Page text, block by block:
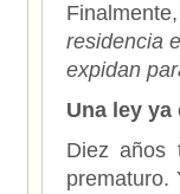
residencia
expidan
Una ley ya
Diez años
prematuro.